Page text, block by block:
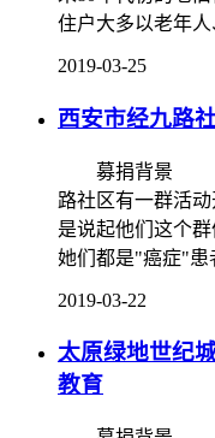
住户大多以老年
2019-03-25
西安市经九路
募捐背景 陕
路社区有一群活
是说起他们这个
她们都是"癌症"患
2019-03-22
太原绿地世纪
教育